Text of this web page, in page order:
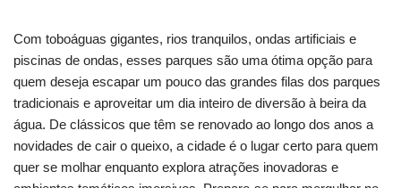
Com toboáguas gigantes, rios tranquilos, ondas artificiais e
piscinas de ondas, esses parques são uma ótima opção para
quem deseja escapar um pouco das grandes filas dos parques
tradicionais e aproveitar um dia inteiro de diversão à beira da
água. De clássicos que têm se renovado ao longo dos anos a
novidades de cair o queixo, a cidade é o lugar certo para quem
quer se molhar enquanto explora atrações inovadoras e